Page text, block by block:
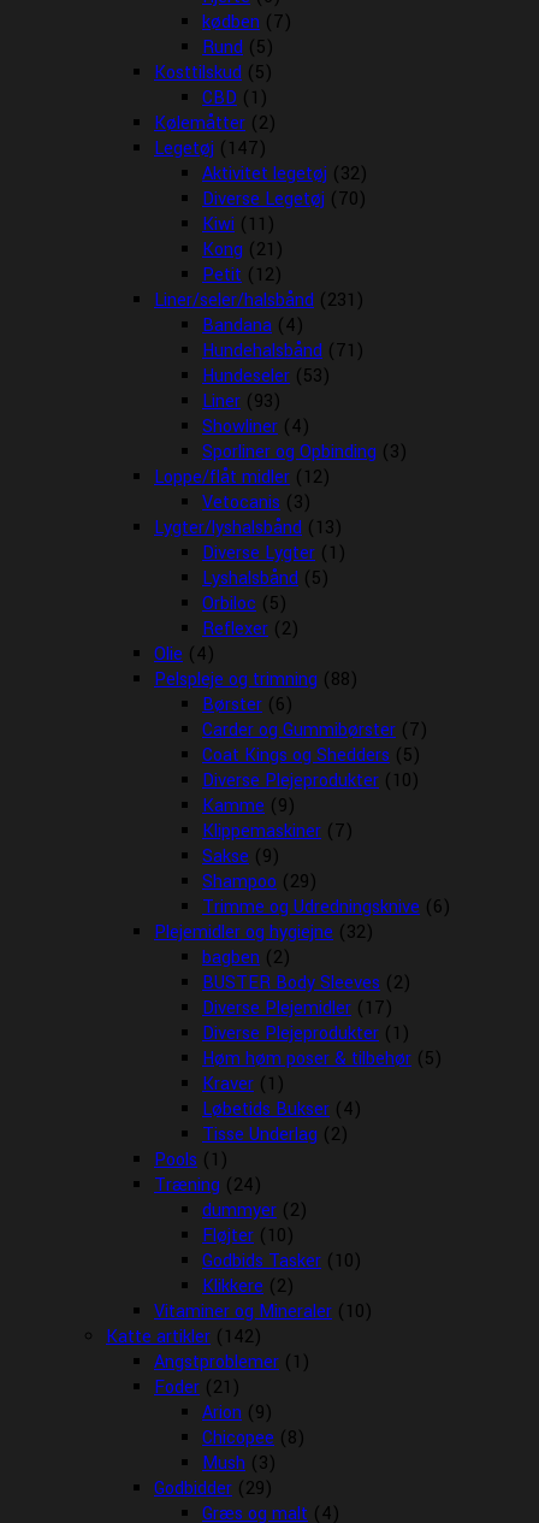
kødben (7)
Rund (5)
Kosttilskud (5)
CBD (1)
Kølemåtter (2)
Legetøj (147)
Aktivitet legetøj (32)
Diverse Legetøj (70)
Kiwi (11)
Kong (21)
Petit (12)
Liner/seler/halsbånd (231)
Bandana (4)
Hundehalsbånd (71)
Hundeseler (53)
Liner (93)
Showliner (4)
Sporliner og Opbinding (3)
Loppe/flåt midler (12)
Vetocanis (3)
Lygter/lyshalsbånd (13)
Diverse Lygter (1)
Lyshalsbånd (5)
Orbiloc (5)
Reflexer (2)
Olie (4)
Pelspleje og trimning (88)
Børster (6)
Carder og Gummibørster (7)
Coat Kings og Shedders (5)
Diverse Plejeprodukter (10)
Kamme (9)
Klippemaskiner (7)
Sakse (9)
Shampoo (29)
Trimme og Udredningsknive (6)
Plejemidler og hygiejne (32)
bagben (2)
BUSTER Body Sleeves (2)
Diverse Plejemidler (17)
Diverse Plejeprodukter (1)
Høm høm poser & tilbehør (5)
Kraver (1)
Løbetids Bukser (4)
Tisse Underlag (2)
Pools (1)
Træning (24)
dummyer (2)
Fløjter (10)
Godbids Tasker (10)
Klikkere (2)
Vitaminer og Mineraler (10)
Katte artikler (142)
Angstproblemer (1)
Foder (21)
Arion (9)
Chicopee (8)
Mush (3)
Godbidder (29)
Græs og malt (4)